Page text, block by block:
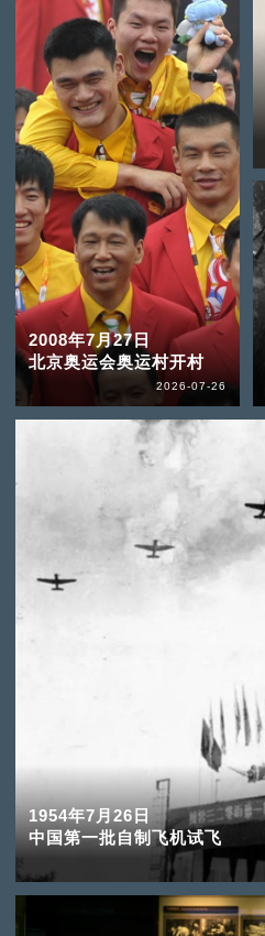
2008年7月27日
北京奥运会奥运村开村
2026-07-26
1954年7月26日
中国第一批自制飞机试飞